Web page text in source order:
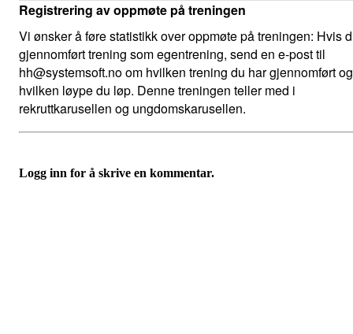
Registrering av oppmøte på treningen
Vi ønsker å føre statistikk over oppmøte på treningen: Hvis
gjennomført trening som egentrening, send en e-post til
hh@systemsoft.no om hvilken trening du har gjennomført og
hvilken løype du løp. Denne treningen teller med i
rekruttkarusellen og ungdomskarusellen.
Logg inn for å skrive en kommentar.